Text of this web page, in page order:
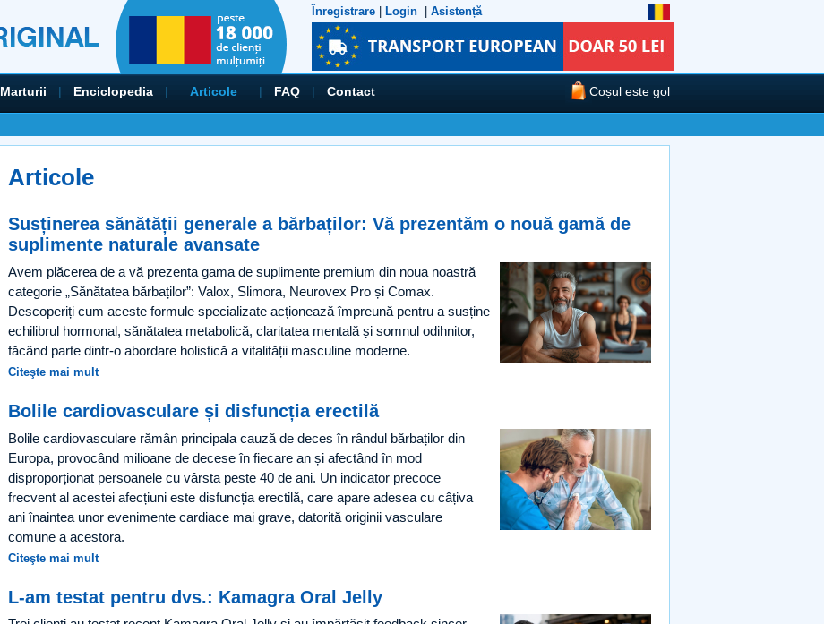
Înregistrare Login Asistență
Marturii | Enciclopedia | Articole | FAQ | Contact Coșul este gol
Articole
Susținerea sănătății generale a bărbaților: Vă prezentăm o nouă gamă de
suplimente naturale avansate
Avem plăcerea de a vă prezenta gama de suplimente premium din noua noastră
categorie „Sănătatea bărbaților”: Valox, Slimora, Neurovex Pro și Comax.
Descoperiți cum aceste formule specializate acționează împreună pentru a susține
echilibrul hormonal, sănătatea metabolică, claritatea mentală și somnul odihnitor,
făcând parte dintr-o abordare holistică a vitalității masculine moderne.
Citeşte mai mult
Bolile cardiovasculare și disfuncția erectilă
Bolile cardiovasculare rămân principala cauză de deces în rândul bărbaților din
Europa, provocând milioane de decese în fiecare an și afectând în mod
disproporționat persoanele cu vârsta peste 40 de ani. Un indicator precoce
frecvent al acestei afecțiuni este disfuncția erectilă, care apare adesea cu câțiva
ani înaintea unor evenimente cardiace mai grave, datorită originii vasculare
comune a acestora.
Citeşte mai mult
L-am testat pentru dvs.: Kamagra Oral Jelly